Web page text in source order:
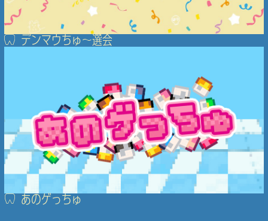
デンマウちゅ〜選会
あのゲっちゅ